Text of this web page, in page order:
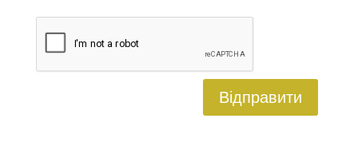
Відправити